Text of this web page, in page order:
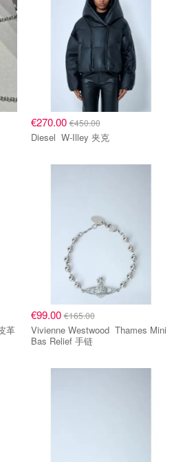
€270.00€450.00
Diesel W-Illey 夹克
€99.00€165.00
Vivienne Westwood Thames Mini
Bas Relief 手链